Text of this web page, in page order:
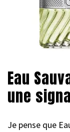
Eau
une
Je pense que